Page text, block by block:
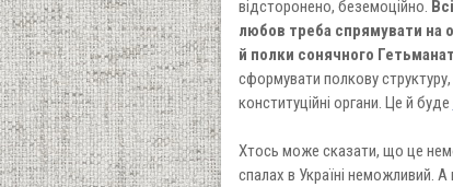
відсторонено, беземоційно.
любов треба спрямувати на
й полки сонячного
сформувати полкову
конституційні органи. Це й буде
Хтось може сказати, що це
спалах в Україні неможливий.